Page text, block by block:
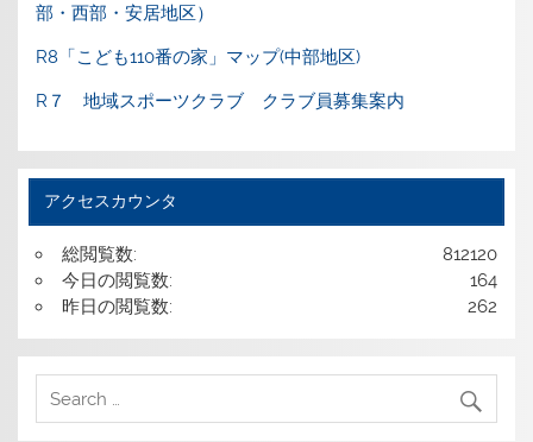
部・西部・安居地区）
R8「こども110番の家」マップ(中部地区)
R７ 地域スポーツクラブ クラブ員募集案内
アクセスカウンタ
812120
総閲覧数:
164
今日の閲覧数:
262
昨日の閲覧数: